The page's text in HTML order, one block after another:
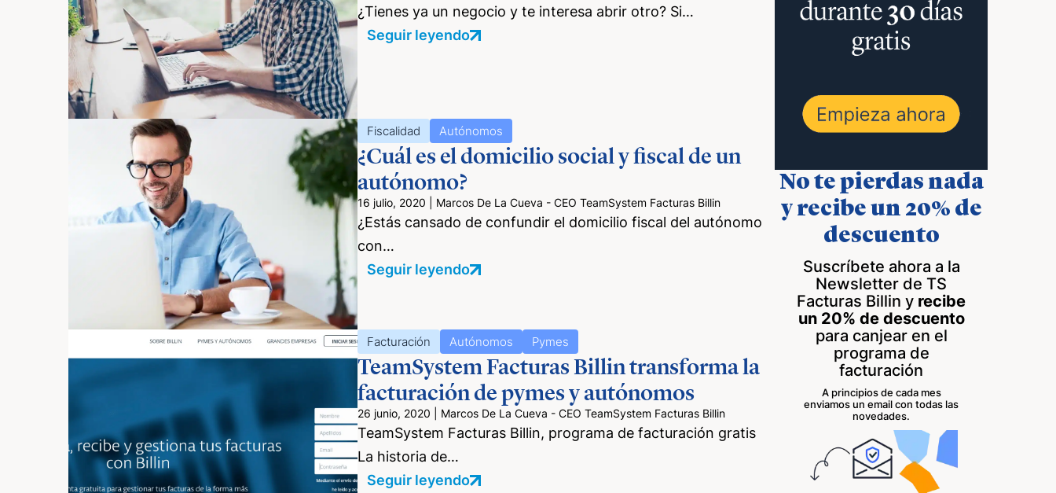
¿Tienes ya un negocio y te interesa abrir otro? Si…
Seguir leyendo
Fiscalidad Autónomos
¿Cuál es el domicilio social y fiscal de un
autónomo?
16 julio, 2020 Marcos De La Cueva - CEO TeamSystem Facturas Billin
¿Estás cansado de confundir el domicilio fiscal del autónomo
con…
Seguir leyendo
Facturación Autónomos Pymes
TeamSystem Facturas Billin transforma la
facturación de pymes y autónomos
26 junio, 2020 Marcos De La Cueva - CEO TeamSystem Facturas Billin
TeamSystem Facturas Billin, programa de facturación gratis
La historia de…
Seguir leyendo
No te pierdas nada
y recibe un 20% de
descuento
Suscríbete ahora a la
Newsletter de TS
Facturas Billin y recibe
un 20% de descuento
para canjear en el
programa de
facturación
A principios de cada mes
enviamos un email con todas las
novedades.